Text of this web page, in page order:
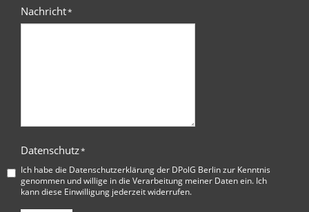
Nachricht*
Datenschutz*
Ich habe die Datenschutzerklärung der DPolG Berlinzur Kenntnis
genommen und willige in die Verarbeitung meiner Daten ein. Ich
kann diese Einwilligung jederzeit widerrufen.